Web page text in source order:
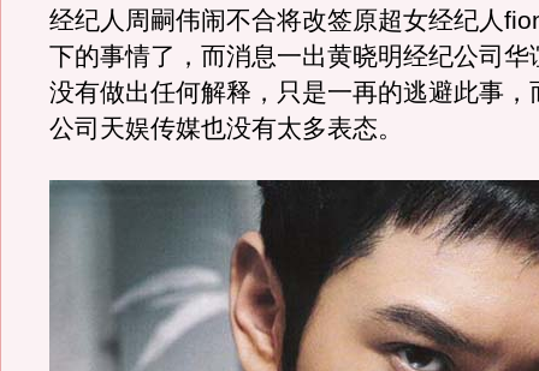
经纪人周嗣伟闹不合将改签原超女经纪人
下的事情了，而消息一出黄晓明经纪公司华
没有做出任何解释，只是一再的逃避此事
公司天娱传媒也没有太多表态。